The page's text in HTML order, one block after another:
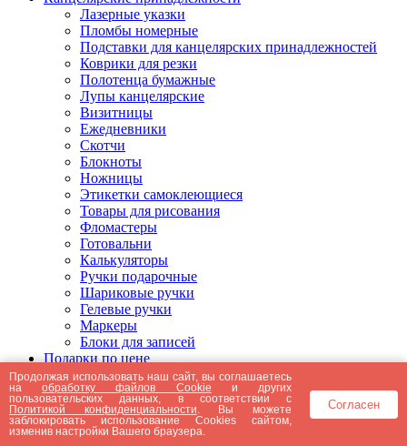
Лазерные указки
Пломбы номерные
Подставки для канцелярских принадлежностей
Коврики для резки
Полотенца бумажные
Лупы канцелярские
Визитницы
Ежедневники
Скотчи
Блокноты
Ножницы
Этикетки самоклеющиеся
Товары для рисования
Фломастеры
Готовальни
Калькуляторы
Ручки подарочные
Шариковые ручки
Гелевые ручки
Маркеры
Блоки для записей
Подарки по цене
Подарки от 5000 рублей
Подарки до 5000 рублей
Подарки до 3000 рублей
Подарки до 2000 рублей
Подарки до 1000 рублей
Продолжая использовать наш сайт, вы соглашаетесь
наобработку файлов Cookie и других
пользовательских данных, в соответствии с
Политикой конфиденциальности . Вы можете
заблокировать использование Cookies сайтом,
изменив настройки Вашего браузера.
Согласен